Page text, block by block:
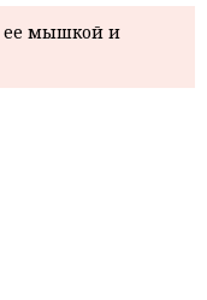
ее мышкой и